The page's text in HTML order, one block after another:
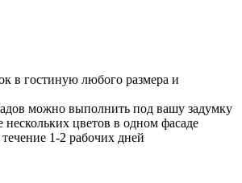
в гостиную любого размера и
можно выполнить под вашу задумку
цветов в одном фасаде
1-2 рабочих дней